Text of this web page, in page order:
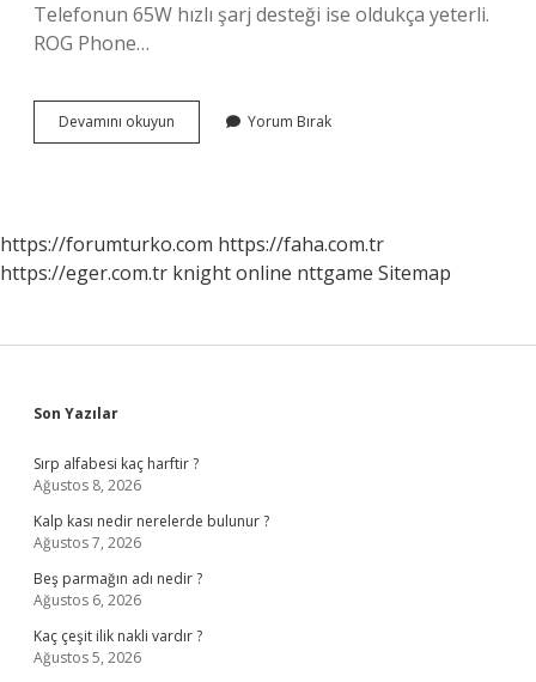
Telefonun 65W hızlı şarj desteği ise oldukça yeterli.
ROG Phone…
Devamını okuyun
Rog
Yorum Bırak
https://forumturko.com https://faha.com.tr
https://eger.com.tr knight online nttgame Sitemap
Sidebar
Son Yazılar
Sırp alfabesi kaç harftir ?
Ağustos 8, 2026
Kalp kası nedir nerelerde bulunur ?
Ağustos 7, 2026
Beş parmağın adı nedir ?
Ağustos 6, 2026
Kaç çeşit ilik nakli vardır ?
Ağustos 5, 2026